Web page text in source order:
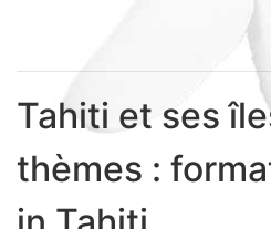
Sacs, Bijoux et Accessoires (33)
Loisirs (19)
Nos Box (12)
Tahiti et ses
thèmes :